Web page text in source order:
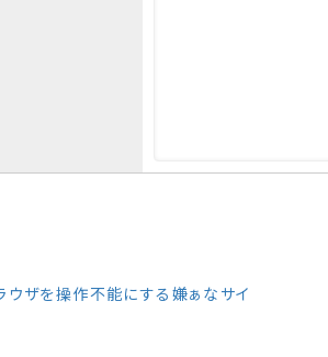
ウザを操作不能にする嫌ぁなサイ